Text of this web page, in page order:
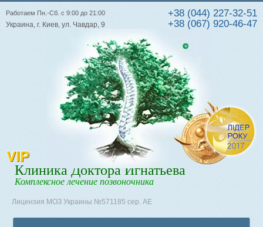
+38 (044) 227-32-51
+38 (067) 920-46-47
Работаем Пн.-Сб. с 9:00 до 21:00
Украина, г. Киев, ул. Чавдар, 9
VIP
Клиника Доктора Игнатьева
Комплексное лечение позвоночника
Лицензия МОЗ Украины №571185 сер. АЕ